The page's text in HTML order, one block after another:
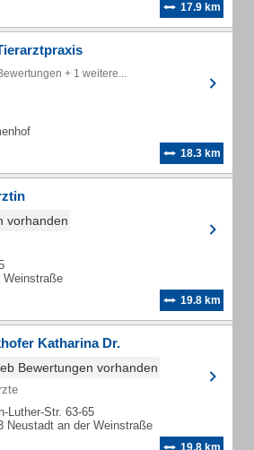
17.9 km
+ 1 weitere...
18.3 km
vorhanden
Weinstraße
19.8 km
Katharina Dr.
Bewertungen vorhanden
Luther-Str. 63-65
Neustadt an der Weinstraße
19.8 km